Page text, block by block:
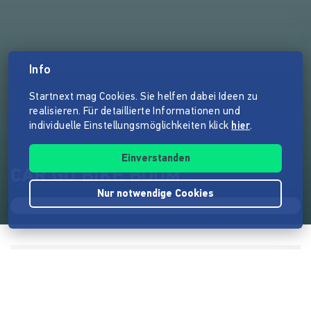
CAR GO BIKE BOOM
Info
Startnext mag Cookies. Sie helfen dabei Ideen zu
realisieren. Für detaillierte Informationen und
individuelle Einstellungsmöglichkeiten klick hier.
Einverstanden
Nur notwendige Cookies